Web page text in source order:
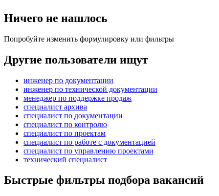
Ничего не нашлось
Попробуйте изменить формулировку или фильтры
Другие пользователи ищут
инженер по документации
инженер по технической документации
менеджер по поддержке продаж
специалист архива
специалист по документации
специалист по контролю
специалист по проектам
специалист по работе с документацией
специалист по управлению проектами
технический специалист
Быстрые фильтры подбора вакансий